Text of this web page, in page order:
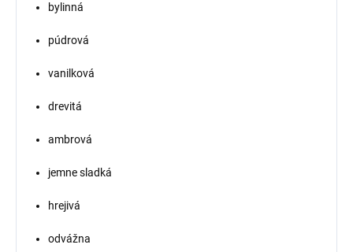
bylinná
púdrová
vanilková
drevitá
ambrová
jemne sladká
hrejivá
odvážna